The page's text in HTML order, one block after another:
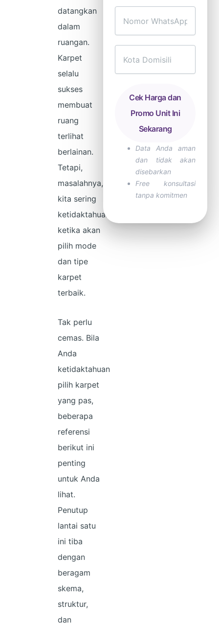
datangkan
dalam
ruangan.
Karpet
selalu
sukses
membuat
ruang
terlihat
berlainan.
Tetapi,
masalahnya,
kita sering
ketidaktahuan
ketika akan
pilih mode
dan tipe
karpet
terbaik.
Tak perlu
cemas. Bila
Anda
ketidaktahuan
pilih karpet
yang pas,
beberapa
referensi
berikut ini
penting
untuk Anda
lihat.
Penutup
lantai satu
ini tiba
dengan
beragam
skema,
struktur,
dan
Cek Harga dan
Promo Unit Ini
Sekarang
Data Anda aman
dan tidak akan
disebarkan
Free konsultasi
tanpa komitmen